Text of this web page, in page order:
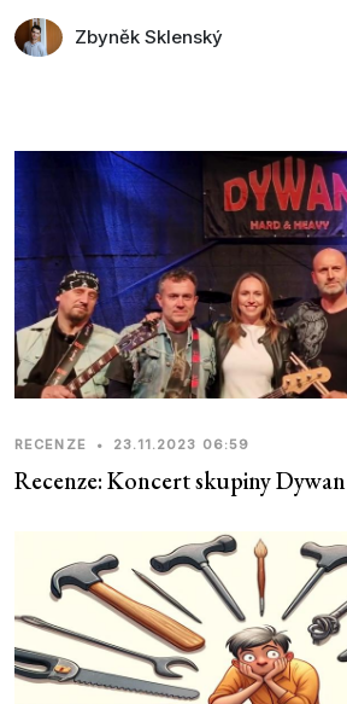
Zbyněk Sklenský
RECENZE • 23.11.2023 06:59
Recenze: Koncert skupiny Dywan